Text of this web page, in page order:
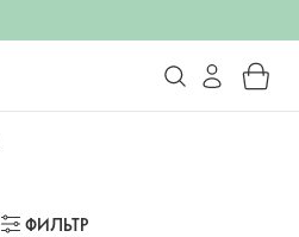
ФИЛЬТР